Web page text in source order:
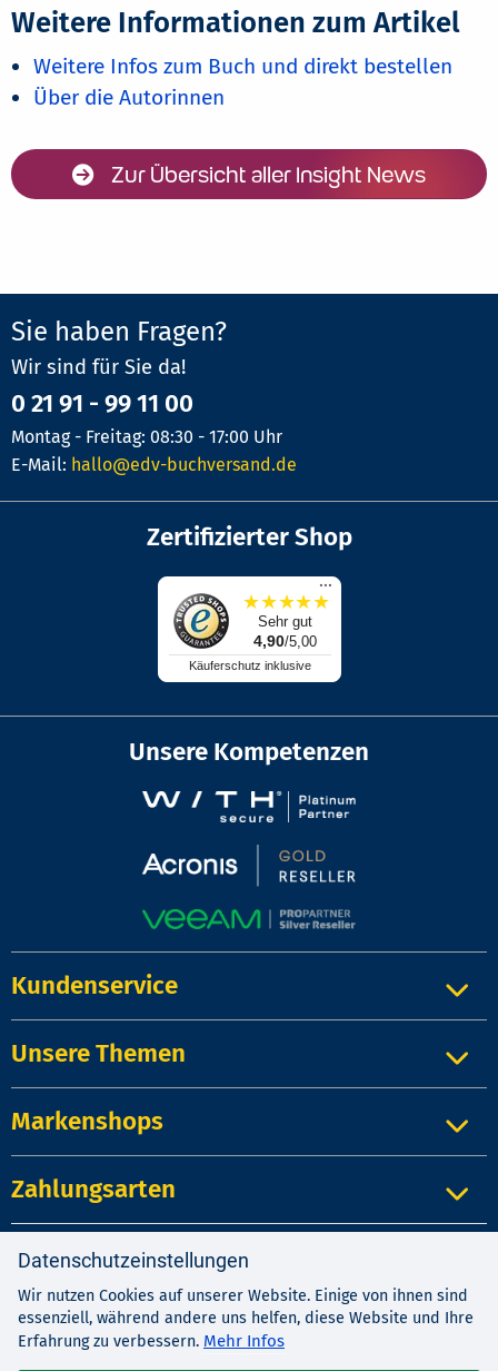
Weitere Informationen zum Artikel
Weitere Infos zum Buch und direkt bestellen
Über die Autorinnen
Zur Übersicht aller Insight News
Sie haben Fragen?
Wir sind für Sie da!
0 21 91 - 99 11 00
Montag - Freitag: 08:30 - 17:00 Uhr
E-Mail: hallo@edv-buchversand.de
Zertifizierter Shop
...
★★★★★
Sehr gut
4,90/5,00
Käuferschutz inklusive
Unsere Kompetenzen
Kundenservice
Unsere Themen
Markenshops
Zahlungsarten
Impressum|Kontakt
AGB|Widerrufsrecht
Datenschutzeinstellungen
Wir nutzen Cookies auf unserer Website. Einige von ihnen sind
essenziell, während andere uns helfen, diese Website und Ihre
Erfahrung zu verbessern. Mehr Infos